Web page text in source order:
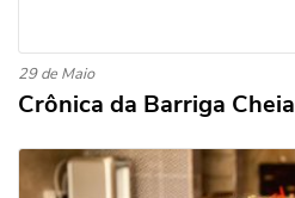
29 de Maio
Crônica da Barriga Cheia